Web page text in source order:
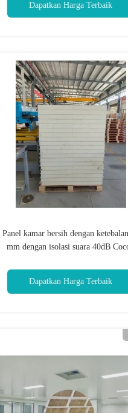
Dapatkan Harga Terbaik
Panel kamar bersih dengan
mm dengan isolasi suara 40dB
Dapatkan Harga Terbaik